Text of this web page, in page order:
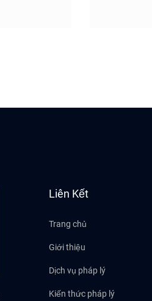
tụng tại
Liên Kết
Trang chủ
Giới thiệu
Dịch vụ pháp lý
Kiến thức pháp lý